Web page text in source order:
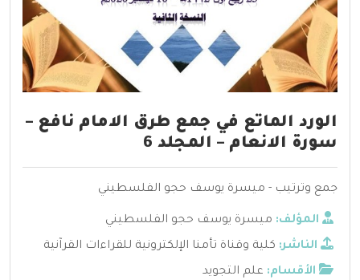
الورد الماتع في جمع طرق الامام نافع –
سورة الانعام – المجلد 6
جمع وترتيب - ميسرة يوسف حجو الفلسطيني
المؤلف: ميسرة يوسف حجو الفلسطيني
الناشر: كلية وقناة تأمنا الإلكترونية للقراءات القرآنية
الأقسام: علم التجويد